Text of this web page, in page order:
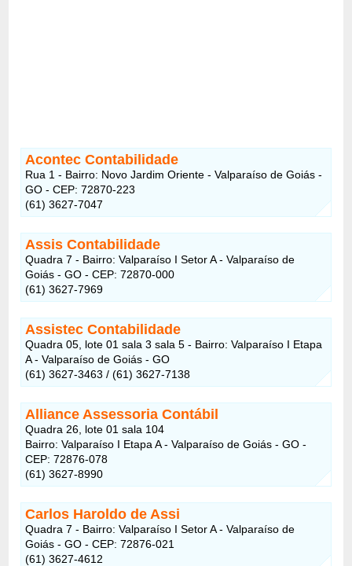
Acontec Contabilidade
Rua 1 - Bairro: Novo Jardim Oriente - Valparaíso de Goiás -
GO - CEP: 72870-223
(61) 3627-7047
Assis Contabilidade
Quadra 7 - Bairro: Valparaíso I Setor A - Valparaíso de
Goiás - GO - CEP: 72870-000
(61) 3627-7969
Assistec Contabilidade
Quadra 05, lote 01 sala 3 sala 5 - Bairro: Valparaíso I Etapa
A - Valparaíso de Goiás - GO
(61) 3627-3463 / (61) 3627-7138
Alliance Assessoria Contábil
Quadra 26, lote 01 sala 104
Bairro: Valparaíso I Etapa A - Valparaíso de Goiás - GO -
CEP: 72876-078
(61) 3627-8990
Carlos Haroldo de Assi
Quadra 7 - Bairro: Valparaíso I Setor A - Valparaíso de
Goiás - GO - CEP: 72876-021
(61) 3627-4612